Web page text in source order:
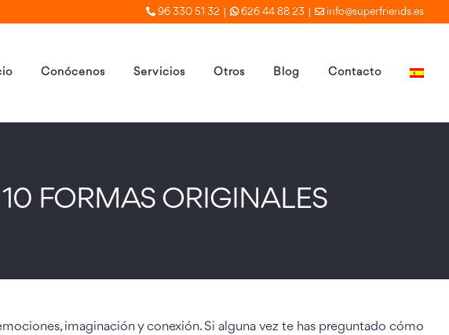
96 330 51 32 | 626 44 88 23 | info@superfriends.es
Conócenos Servicios Otros Blog Contacto
FORMAS ORIGINALES
imaginación y conexión. Si alguna vez te has preguntado cómo